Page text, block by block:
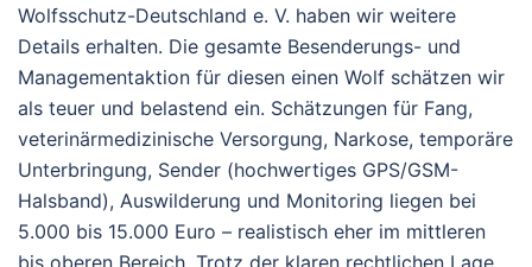
Wolfsschutz-Deutschland e. V. haben wir weitere
Details erhalten. Die gesamte Besenderungs- und
Managementaktion für diesen einen Wolf schätzen wir
als teuer und belastend ein. Schätzungen für Fang,
veterinärmedizinische Versorgung, Narkose, temporäre
Unterbringung, Sender (hochwertiges GPS/GSM-
Halsband), Auswilderung und Monitoring liegen bei
5.000 bis 15.000 Euro – realistisch eher im mittleren
bis oberen Bereich. Trotz der klaren rechtlichen Lage